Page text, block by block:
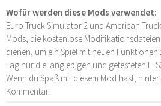
Wofür werden diese Mods verwendet:
Euro Truck Simulator 2 und American
Mods, die kostenlose
dienen, um ein Spiel mit neuen
Tag nur die langlebigen und getesteten
Wenn du Spaß mit diesem Mod hast,
Kommentar.